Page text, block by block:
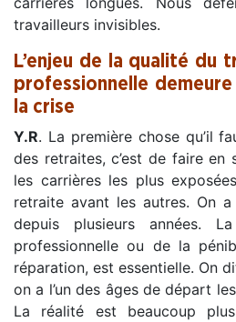
travailleurs invisibles.
L’enjeu de la qualité du
professionnelle
la crise
Y.R. La première chose qu’il
des retraites, c’est de faire
les carrières les plus
retraite avant les autres. On
depuis plusieurs années.
professionnelle ou de la
réparation, est essentielle. On
on a l’un des âges de départ
La réalité est beaucoup